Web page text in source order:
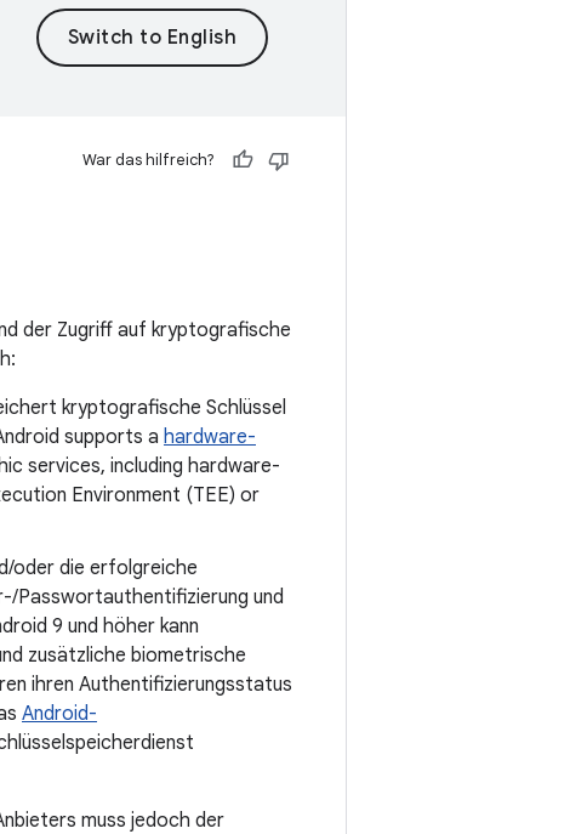
War das hilfreich?
der Zugriff auf kryptografische
kryptografische Schlüssel
supports a hardware-
services, including hardware-
Environment (TEE) or
oder die erfolgreiche
Passwortauthentifizierung und
9 und höher kann
zusätzliche biometrische
ihren Authentifizierungsstatus
Android-
muss jedoch der